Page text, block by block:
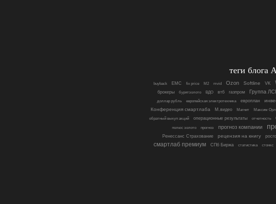
теги блога
buyback EMC fix price M2 mvid Ozon Softline VK
брокеры
бурятзолото ВДО втб газпром Группа
доллар рубль
европейская электротехника европлан
Конференция смартлаба М.видео Магнит Максим
обратный выкуп акций операционные результаты отчетность
полюс золото прогноз прогноз компании
Ренессанс Страхование рецензия на книгу
смартлаб премиум СПб Биржа статистика стонкс